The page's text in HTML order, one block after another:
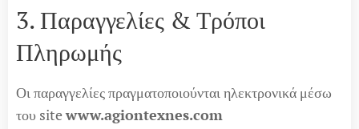
3. Παραγγελίες & Τρόποι
Πληρωμής
Οι παραγγελίες πραγματοποιούνται ηλεκτρονικά μέσω
του sitewww.agiontexnes.com